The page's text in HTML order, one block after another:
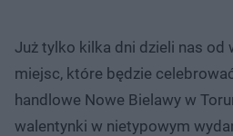
Już tylko kilka dni dzieli nas od
miejsc, które będzie
handlowe Nowe Bielawy w
walentynki w nietypowym